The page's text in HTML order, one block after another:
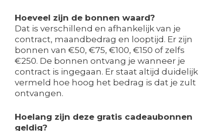
Hoeveel zijn de bonnen waard?
Dat is verschillend en afhankelijk van je
contract, maandbedrag en looptijd. Er zijn
bonnen van €50, €75, €100, €150 of zelfs
€250. De bonnen ontvang je wanneer je
contract is ingegaan. Er staat altijd duidelijk
vermeld hoe hoog het bedrag is dat je zult
ontvangen.
Hoelang zijn deze gratis cadeaubonnen
geldig?